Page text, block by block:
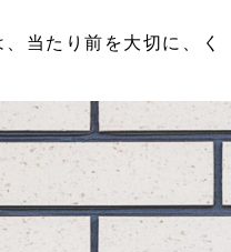
当たり前を大切に、く